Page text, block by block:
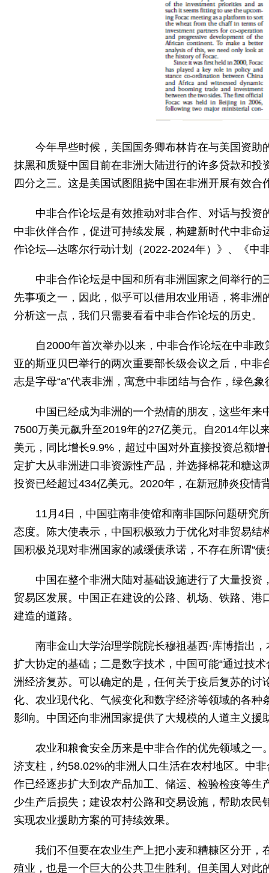
今年早些时候，美国国务卿布林肯在与美国资助
抹黑和质疑中国目前在非洲大陆进行的许多贷款和
四分之三。这是美国试图阻挠中国在非洲开展有效合
中非合作论坛是有效推动对非合作、对话与投
中非伙伴合作，促进可持续发展，构建新时代中非
作论坛—达喀尔行动计划（2022-2024年）》、《中
中非合作论坛是中国和所有非洲国家之间举行
先事项之一，因此，似乎可以借用农业用语，将非
分析这一点，我们只需要看看中非合作论坛的历史。
自2000年首次举办以来，中非合作论坛在中非
亚的斯亚贝巴举行的两次重要部长级会议之后，中
志是字母“a”代表非洲，寓意中非团结与合作，绿色
中国已经成为非洲的一个热情的朋友，这些年
7500万美元飙升至2019年的27亿美元。自2014年以
美元，同比增长9.9%，超过中国对外直接投资总额
定扩大从非洲进口非资源性产品，并选择棉花和糖
投资已经超过434亿美元。2020年，在新冠肺炎疫
11月4日，中国驻南非使馆和南非国际问题研究
态度。陈大使表示，中国积极致力于优化对非贸易结
国积极兑现对非洲国家的减缓债承诺，不存在所谓“
中国在整个非洲大陆对基础设施进行了大量投
贸易区发展。中国正在建设的公路、机场、铁路、
建造的道路。
南非金山大学治理学院院长穆祖基西·库博指出
扩大协定的基础；二是数字技术，中国可能“通过技
洲经济复苏。可以确定的是，任何关于疫后复苏的
化、农业现代化、气候变化和数字经济等领域的各
影响。中国还向非洲国家提供了大规模的人道主义援
农业和粮食安全历来是中非合作的优先领域之
济支柱，约58.02%的非洲人口生活在农村地区。中
作已经逐步扩大到农产品加工、储运、检验检疫等
少生产后损失；建设农村公路和交易设施，帮助农
实现农业援助方案的可持续效果。
我们不但要在农业生产上把小麦和糟糠区分开
殖业，也是一个巨大的公共卫生胜利。但美国人对